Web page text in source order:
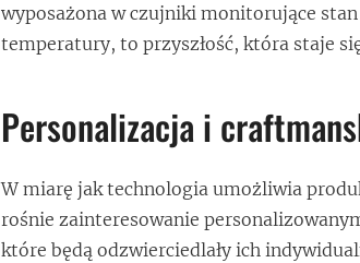
wyposażona w czujniki monitorujące
temperatury, to przyszłość, która staje
Personalizacja i
W miarę jak technologia umożliwia
rośnie zainteresowanie
które będą odzwierciedlały ich